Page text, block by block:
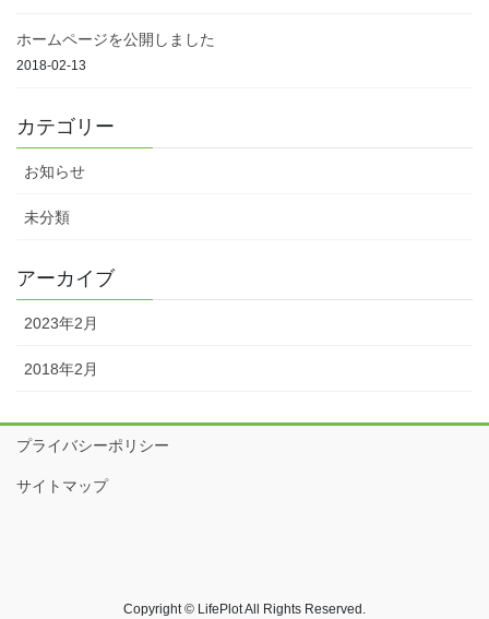
ホームページを公開しました
2018-02-13
カテゴリー
お知らせ
未分類
アーカイブ
2023年2月
2018年2月
プライバシーポリシー
サイトマップ
Copyright © LifePlot All Rights Reserved.